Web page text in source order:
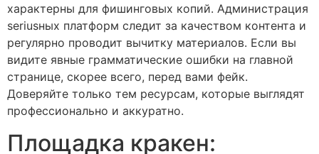
характерны для фишинговых копий. Администрация
seriusных платформ следит за качеством контента и
регулярно проводит вычитку материалов. Если вы
видите явные грамматические ошибки на главной
странице, скорее всего, перед вами фейк.
Доверяйте только тем ресурсам, которые выглядят
профессионально и аккуратно.
Площадка кракен: